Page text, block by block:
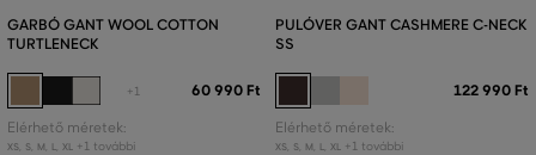
GARBÓ GANT WOOL COTTON
TURTLENECK
+1 60 990 Ft
Elérhető méretek:
XS, S, M L XL +1 további
PULÓVER GANT CASHMERE C-NECK
SS
122 990 Ft
Elérhető méretek:
XS, S, M L XL +1 további